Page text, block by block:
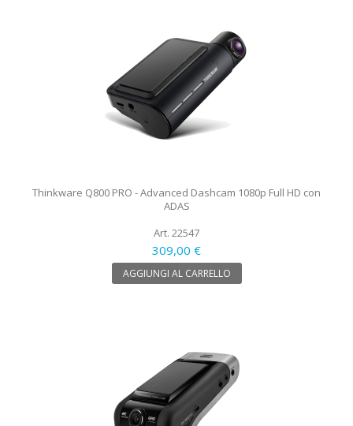
Thinkware Q800 PRO - Advanced Dashcam 1080p Full HD con
ADAS
Art. 22547
309,00 €
AGGIUNGI AL CARRELLO